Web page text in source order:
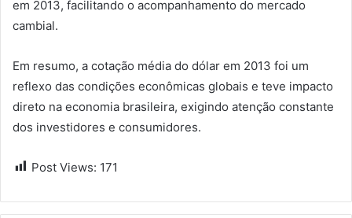
em 2013, facilitando o acompanhamento do mercado
cambial.
Em resumo, a cotação média do dólar em 2013 foi um
reflexo das condições econômicas globais e teve impacto
direto na economia brasileira, exigindo atenção constante
dos investidores e consumidores.
Post Views: 171